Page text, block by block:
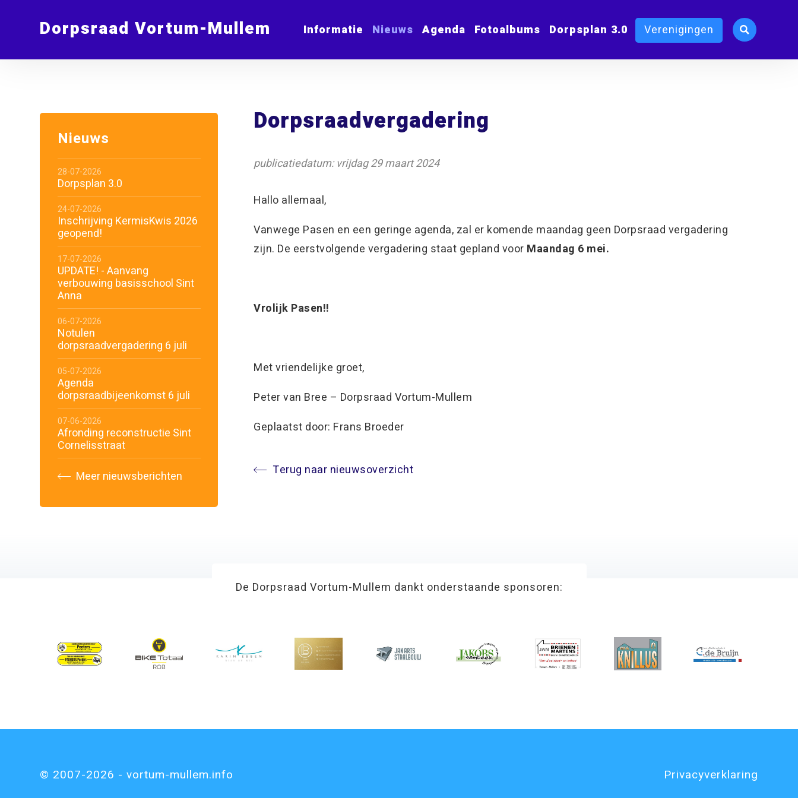
Dorpsraad Vortum-Mullem Informatie Nieuws Agenda Fotoalbums Dorpsplan 3.0 Verenigingen
Dorpsraadvergadering
publicatiedatum: vrijdag 29 maart 2024
Hallo allemaal,
Vanwege Pasen en een geringe agenda, zal er komende maandag geen Dorpsraad vergadering
zijn. De eerstvolgende vergadering staat gepland voor Maandag 6 mei.
Vrolijk Pasen!!
Met vriendelijke groet,
Peter van Bree – Dorpsraad Vortum-Mullem
Geplaatst door: Frans Broeder
Terug naar nieuwsoverzicht
Nieuws
28-07-2026
Dorpsplan 3.0
24-07-2026
Inschrijving KermisKwis 2026
geopend!
17-07-2026
UPDATE! - Aanvang
verbouwing basisschool Sint
Anna
06-07-2026
Notulen
dorpsraadvergadering 6 juli
05-07-2026
Agenda
dorpsraadbijeenkomst 6 juli
07-06-2026
Afronding reconstructie Sint
Cornelisstraat
Meer nieuwsberichten
De Dorpsraad Vortum-Mullem dankt onderstaande sponsoren:
© 2007-2026 - vortum-mullem.info Privacyverklaring